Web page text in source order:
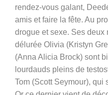
rendez-vous galant,
amis et faire la fête. Au
drogue et sexe. Ses deux
délurée Olivia (Kristyn
(Anna Alicia Brock) sont
lourdauds pleins de
Tom (Scott Seymour), qui